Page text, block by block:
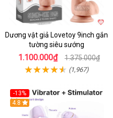
Dương vật giả Lovetoy 9inch gắn
tường siêu sướng
1.100.000₫ 1.375.000₫
(1,967)
-13%
4.8